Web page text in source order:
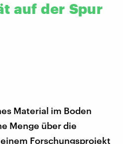
auf der Spur
Material im Boden
Menge über die
Forschungsprojekt